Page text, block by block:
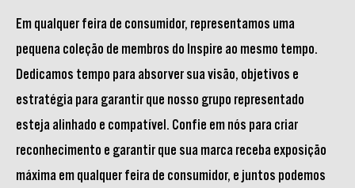
Em qualquer feira de consumidor, representamos uma
pequena coleção de membros do Inspire ao mesmo tempo.
Dedicamos tempo para absorver sua visão, objetivos e
estratégia para garantir que nosso grupo representado
esteja alinhado e compatível. Confie em nós para criar
reconhecimento e garantir que sua marca receba exposição
máxima em qualquer feira de consumidor, e juntos podemos